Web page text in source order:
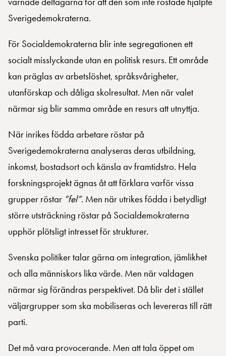
Sverigedemokraterna.
För Socialdemokraterna blir inte segregationen ett
socialt misslyckande utan en politisk resurs. Ett område
kan präglas av arbetslöshet, språksvårigheter,
utanförskap och dåliga skolresultat. Men när valet
närmar sig blir samma område en resurs att utnyttja.
När inrikes födda arbetare röstar på
Sverigedemokraterna analyseras deras utbildning,
inkomst, bostadsort och känsla av framtidstro. Hela
forskningsprojekt ägnas åt att förklara varför vissa
grupper röstar ”fel”. Men när utrikes födda i betydligt
större utsträckning röstar på Socialdemokraterna
upphör plötsligt intresset för strukturer.
Svenska politiker talar gärna om integration, jämlikhet
och alla människors lika värde. Men när valdagen
närmar sig förändras perspektivet. Då blir det i stället
väljargrupper som ska mobiliseras och levereras till rätt
parti.
Det må vara provocerande. Men att tala öppet om